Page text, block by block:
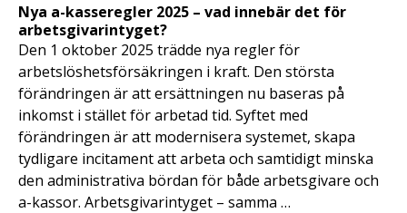
Nya a-kasseregler 2025 – vad innebär det för
arbetsgivarintyget?
Den 1 oktober 2025 trädde nya regler för
arbetslöshetsförsäkringen i kraft. Den största
förändringen är att ersättningen nu baseras på
inkomst i stället för arbetad tid. Syftet med
förändringen är att modernisera systemet, skapa
tydligare incitament att arbeta och samtidigt minska
den administrativa bördan för både arbetsgivare och
a-kassor. Arbetsgivarintyget – samma …